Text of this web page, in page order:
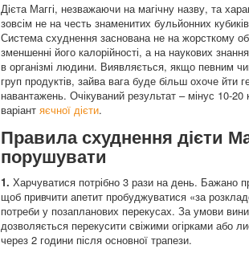
Дієта Маггі, незважаючи на магічну назву, та
зовсім не на честь знаменитих бульйонних
Система схуднення заснована не на жорсткому
зменшенні його калорійності, а на наукових
в організмі людини. Виявляється, якщо певним
груп продуктів, зайва вага буде більш охоче йти
навантажень. Очікуваний результат – мінус 10-20
варіант яєчної дієти.
Правила схуднення дієти
порушувати
1. Харчуватися потрібно 3 рази на день. Бажано
щоб привчити апетит пробуджуватися «за
потреби у позапланових перекусах. За умови
дозволяється перекусити свіжими огірками або
через 2 години після основної трапези.